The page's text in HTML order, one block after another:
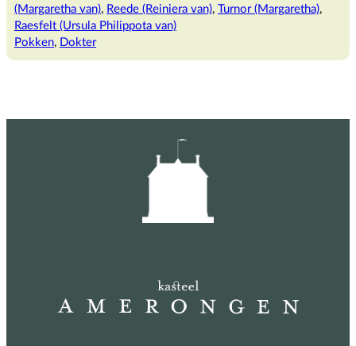
(Margaretha van), Reede (Reiniera van), Turnor (Margaretha)
Raesfelt (Ursula Philippota van)
Pokken, Dokter